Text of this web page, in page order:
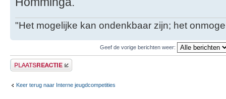
"Het mogelijke kan ondenkbaar zijn; het
Geef de vorige berichten weer:
Plaats een reactie
Keer terug naar Interne jeugdcompetities